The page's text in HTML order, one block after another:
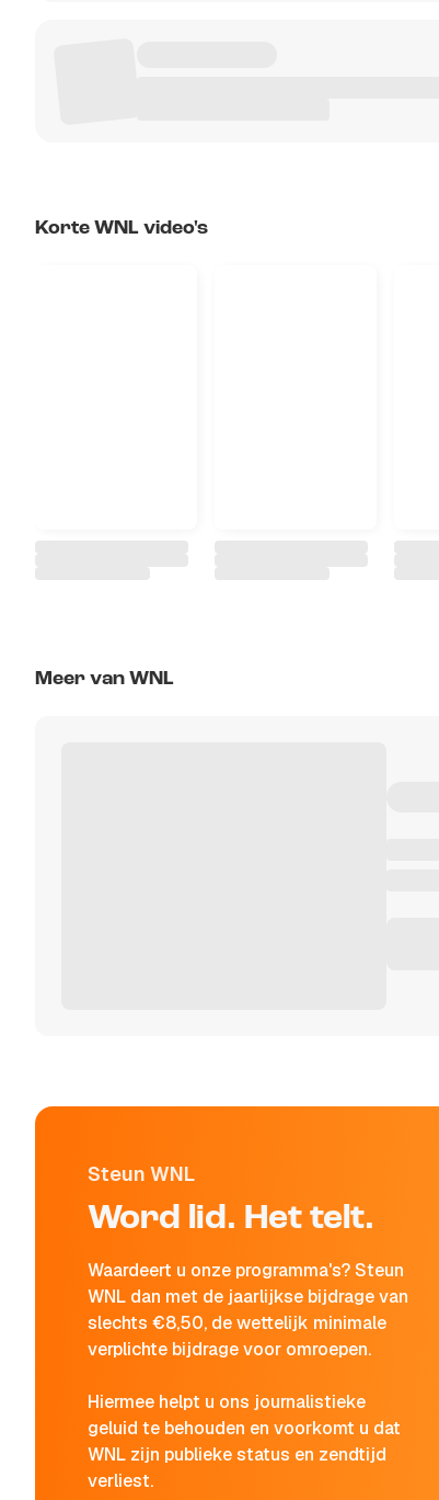
Korte WNL video's
Meer van WNL
Steun WNL
Word lid. Het telt.
Waardeert u onze programma's? Steun
WNL dan met de jaarlijkse bijdrage van
slechts €8,50, de wettelijk minimale
verplichte bijdrage voor omroepen.
Hiermee helpt u ons journalistieke
geluid te behouden en voorkomt u dat
WNL zijn publieke status en zendtijd
verliest.